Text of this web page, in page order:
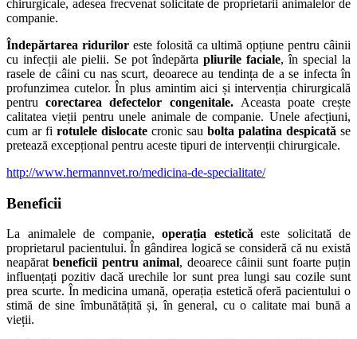
chirurgicale, adesea frecvenat solicitate de proprietarii animalelor de
companie.
Îndepărtarea riduriloreste folosită ca ultimă opțiune pentru câinii
cu infecții ale pielii. Se pot îndepărta pliurile faciale, în special la
rasele de câini cu nas scurt, deoarece au tendința de a se infecta în
profunzimea cutelor.În plus amintim aici și intervenția chirurgicală
pentru corectarea defectelor congenitale. Aceasta poate crește
calitatea vieții pentru unele animale de companie. Unele afecțiuni,
cum ar fi rotulele dislocate cronic sau bolta palatina despicată se
pretează excepțional pentru aceste tipuri de intervenții chirurgicale.
http://www.hermannvet.ro/medicina-de-specialitate/
Beneficii
La animalele de companie, operația esteticăeste solicitată de
proprietarul pacientului. În gândirea logică se consideră că nu există
neapăratbeneficii pentru animal, deoarece câinii sunt foarte puțin
influențați pozitiv dacă urechile lor sunt prea lungi sau cozile sunt
prea scurte. În medicina umană, operația estetică oferăpacientului o
stimă de sine îmbunătățită și, în general, cu o calitate mai bună a
vieții.